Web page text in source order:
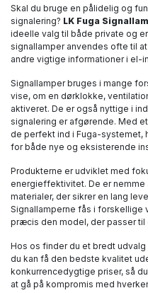
Skal du bruge en pålidelig og
signalering? LK Fuga
ideelle valg til både private og
signallamper anvendes ofte til
andre vigtige informationer i el-
Signallamper bruges i mange
vise, om en dørklokke,
aktiveret. De er også nyttige i
signalering er afgørende. Med
de perfekt ind i Fuga-systemet,
for både nye og eksisterende
Produkterne er udviklet med
energieffektivitet. De er
materialer, der sikrer en lang
Signallamperne fås i forskellige
præcis den model, der passer til
Hos os finder du et bredt
du kan få den bedste kvalitet
konkurrencedygtige priser, så
at gå på kompromis med